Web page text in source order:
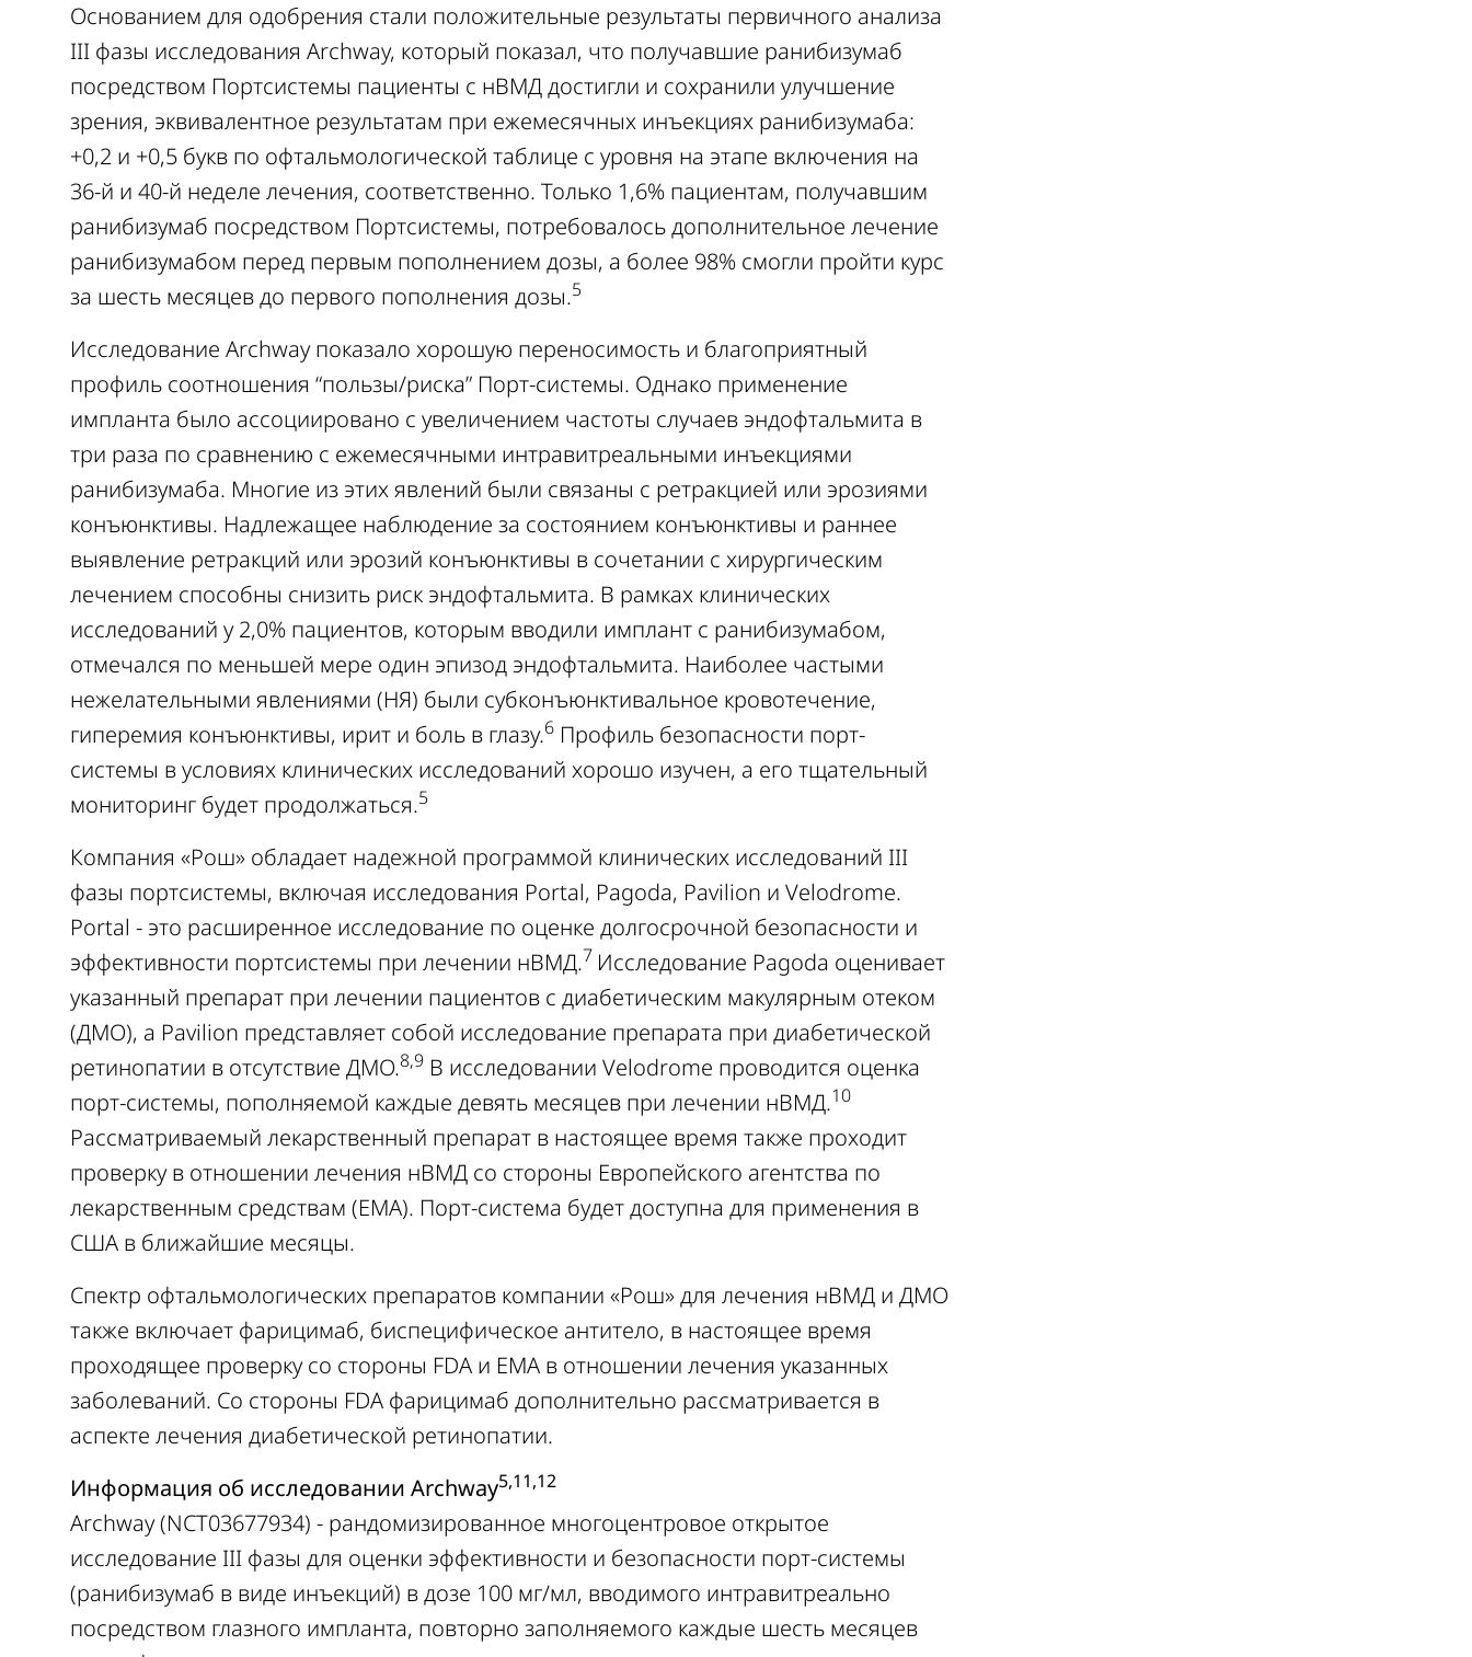
Основанием для одобрения стали положительные результаты первичного анализа
III фазы исследования Archway, который показал, что получавшие ранибизумаб
посредством Портсистемы пациенты с нВМД достигли и сохранили улучшение
зрения, эквивалентное результатам при ежемесячных инъекциях ранибизумаба:
+0,2 и +0,5 букв по офтальмологической таблице с уровня на этапе включения на
36-й и 40-й неделе лечения, соответственно. Только 1,6% пациентам, получавшим
ранибизумаб посредством Портсистемы, потребовалось дополнительное лечение
ранибизумабом перед первым пополнением дозы, а более 98% смогли пройти курс
за шесть месяцев до первого пополнения дозы.5
Исследование Archway показало хорошую переносимость и благоприятный
профиль соотношения “пользы/риска” Порт-системы. Однако применение
импланта было ассоциировано с увеличением частоты случаев эндофтальмита в
три раза по сравнению с ежемесячными интравитреальными инъекциями
ранибизумаба. Многие из этих явлений были связаны с ретракцией или эрозиями
конъюнктивы. Надлежащее наблюдение за состоянием конъюнктивы и раннее
выявление ретракций или эрозий конъюнктивы в сочетании с хирургическим
лечением способны снизить риск эндофтальмита. В рамках клинических
исследований у 2,0% пациентов, которым вводили имплант с ранибизумабом,
отмечался по меньшей мере один эпизод эндофтальмита. Наиболее частыми
нежелательными явлениями (НЯ) были субконъюнктивальное кровотечение,
гиперемия конъюнктивы, ирит и боль в глазу.6 Профиль безопасности порт-
системы в условиях клинических исследований хорошо изучен, а его тщательный
мониторинг будет продолжаться.5
Компания «Рош» обладает надежной программой клинических исследований III
фазы портсистемы, включая исследования Portal, Pagoda, Pavilion и Velodrome.
Portal - это расширенное исследование по оценке долгосрочной безопасности и
эффективности портсистемы при лечении нВМД.7 Исследование Pagoda оценивает
указанный препарат при лечении пациентов с диабетическим макулярным отеком
(ДМО), а Pavilion представляет собой исследование препарата при диабетической
ретинопатии в отсутствие ДМО.8,9 В исследовании Velodrome проводится оценка
порт-системы, пополняемой каждые девять месяцев при лечении нВМД.10
Рассматриваемый лекарственный препарат в настоящее время также проходит
проверку в отношении лечения нВМД со стороны Европейского агентства по
лекарственным средствам (EMA). Порт-система будет доступна для применения в
США в ближайшие месяцы.
Спектр офтальмологических препаратов компании «Рош» для лечения нВМД и ДМО
также включает фарицимаб, биспецифическое антитело, в настоящее время
проходящее проверку со стороны FDA и EMA в отношении лечения указанных
заболеваний. Со стороны FDA фарицимаб дополнительно рассматривается в
аспекте лечения диабетической ретинопатии.
Информация об исследовании Archway5,11,12
Archway (NCT03677934) - рандомизированное многоцентровое открытое
исследование III фазы для оценки эффективности и безопасности порт-системы
(ранибизумаб в виде инъекций) в дозе 100 мг/мл, вводимого интравитреально
посредством глазного импланта, повторно заполняемого каждые шесть месяцев